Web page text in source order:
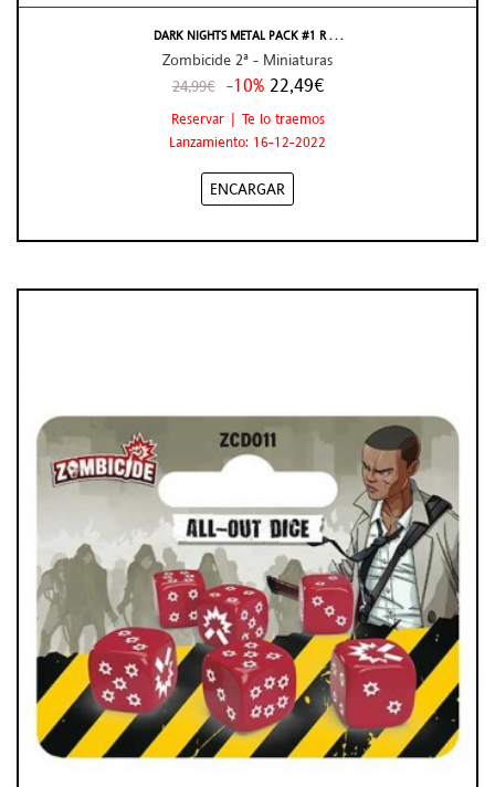
DARK NIGHTS METAL PACK #1 R . . .
Zombicide 2ª - Miniaturas
24,99€ -10% 22,49€
Reservar | Te lo traemos
Lanzamiento: 16-12-2022
ENCARGAR